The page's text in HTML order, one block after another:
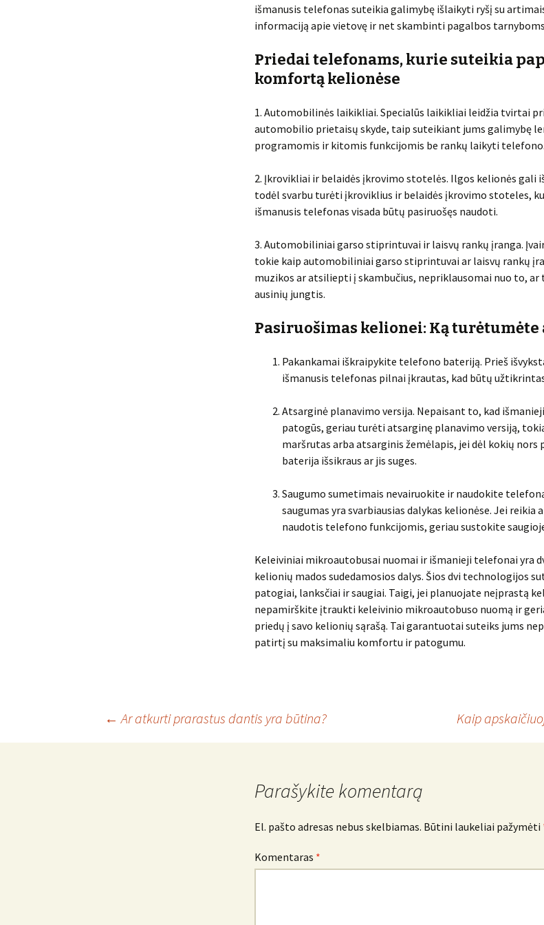
išmanusis telefonas suteikia galimybę išlaikyti ryšį su
informaciją apie vietovę ir net skambinti pagalbos
Priedai telefonams, kurie suteikia
komfortą kelionėse
1. Automobilinės laikikliai. Specialūs laikikliai leidžia tvirtai
automobilio prietaisų skyde, taip suteikiant jums galimybę
programomis ir kitomis funkcijomis be rankų laikyti telefono.
2. Įkrovikliai ir belaidės įkrovimo stotelės. Ilgos kelionės gali
todėl svarbu turėti įkroviklius ir belaidės įkrovimo stoteles,
išmanusis telefonas visada būtų pasiruošęs naudoti.
3. Automobiliniai garso stiprintuvai ir laisvų rankų įranga.
tokie kaip automobiliniai garso stiprintuvai ar laisvų rankų
muzikos ar atsiliepti į skambučius, nepriklausomai nuo to,
ausinių jungtis.
Pasiruošimas kelionei: Ką
Pakankamai iškraipykite telefono bateriją. Prieš
išmanusis telefonas pilnai įkrautas, kad būtų
Atsarginė planavimo versija. Nepaisant to, kad
patogūs, geriau turėti atsarginę planavimo versiją,
maršrutas arba atsarginis žemėlapis, jei dėl kokių nors
baterija išsikraus ar jis suges.
Saugumo sumetimais nevairuokite ir naudokite
saugumas yra svarbiausias dalykas kelionėse. Jei
naudotis telefono funkcijomis, geriau sustokite
Keleiviniai mikroautobusai nuomai ir išmanieji telefonai yra
kelionių mados sudedamosios dalys. Šios dvi technologijos
patogiai, lanksčiai ir saugiai. Taigi, jei planuojate neįprastą
nepamirškite įtraukti keleivinio mikroautobuso nuomą ir
priedų į savo kelionių sąrašą. Tai garantuotai suteiks jums
patirtį su maksimaliu komfortu ir patogumu.
← Ar atkurti prarastus dantis yra būtina? Kaip
Parašykite komentarą
El. pašto adresas nebus skelbiamas. Būtini laukeliai pažymėti
Komentaras *